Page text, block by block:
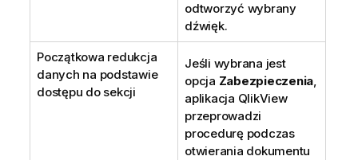
odtworzyć wybrany
dźwięk.
Początkowa redukcja
danych na podstawie
dostępu do sekcji
Jeśli wybrana jest
opcja Zabezpieczenia,
aplikacja QlikView
przeprowadzi
procedurę podczas
otwierania dokumentu